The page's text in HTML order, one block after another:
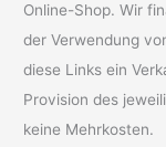
Online-Shop. Wir
der Verwendung
diese Links ein
Provision des
keine Mehrkosten.